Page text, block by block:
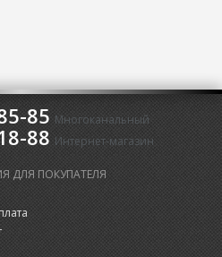
85 Многоканальный
88 Интернет-магазин
ДЛЯ ПОКУПАТЕЛЯ